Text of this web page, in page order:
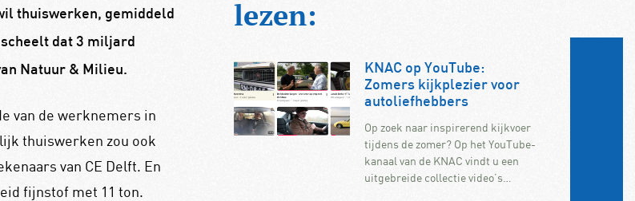
thuiswerken, gemiddeld
dat 3 miljard
Natuur & Milieu.
van de werknemers in
thuiswerken zou ook
van CE Delft. En
fijnstof met 11 ton.
lezen:
KNAC op YouTube:
Zomers kijkplezier voor
autoliefhebbers
Op zoek naar inspirerend kijkvoer
tijdens de zomer? Op het YouTube-
kanaal van de KNAC vindt u een
uitgebreide collectie video’s…